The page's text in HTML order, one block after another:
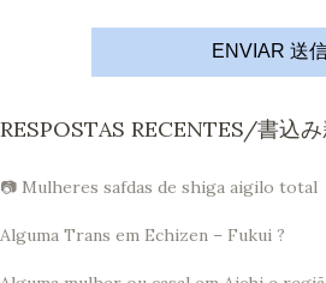
ENVIAR 送
RESPOSTAS RECENTES/書込
📷 Mulheres safdas de shiga aigilo total
Alguma Trans em Echizen – Fukui ?